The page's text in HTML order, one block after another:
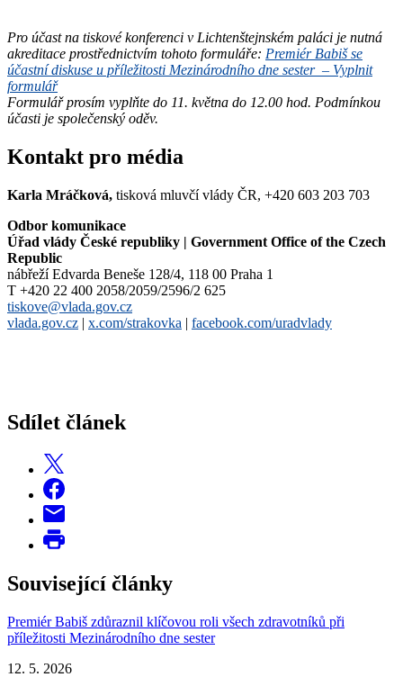
Pro účast na tiskové konferenci v Lichtenštejnském paláci je nutná
akreditace prostřednictvím tohoto formuláře: Premiér Babiš se
účastní diskuse u příležitosti Mezinárodního dne sester – Vyplnit
formulář
Formulář prosím vyplňte do 11. května do 12.00 hod. Podmínkou
účasti je společenský oděv.
Kontakt pro média
Karla Mráčková, tisková mluvčí vlády ČR, +420 603 203 703
Odbor komunikace
Úřad vlády České republiky | Government Office of the Czech
Republic
nábřeží Edvarda Beneše 128/4, 118 00 Praha 1
T +420 22 400 2058/2059/2596/2 625
tiskove@vlada.gov.cz
vlada.gov.cz | x.com/strakovka | facebook.com/uradvlady
Sdílet článek
Související články
Premiér Babiš zdůraznil klíčovou roli všech zdravotníků při
příležitosti Mezinárodního dne sester
12. 5. 2026